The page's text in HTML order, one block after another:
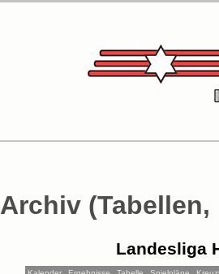
Archiv
Landesliga